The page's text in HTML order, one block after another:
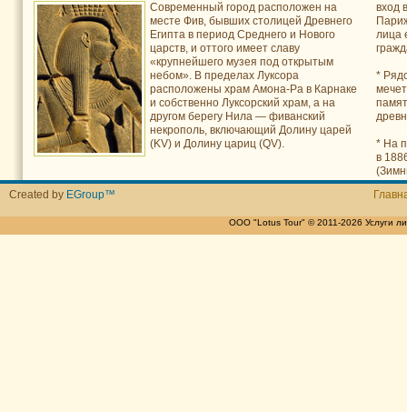
Современный город расположен на
месте Фив, бывших столицей Древнего
Египта в период Среднего и Нового
царств, и оттого имеет славу
«крупнейшего музея под открытым
небом». В пределах Луксора
расположены храм Амона-Ра в Карнаке
и собственно Луксорский храм, а на
другом берегу Нила — фиванский
некрополь, включающий Долину царей
(KV) и Долину цариц (QV).
вход
лица
*
* На
в
Created by EGroup™
ООО "Lotus Tour" © 2011-2026 Услуги